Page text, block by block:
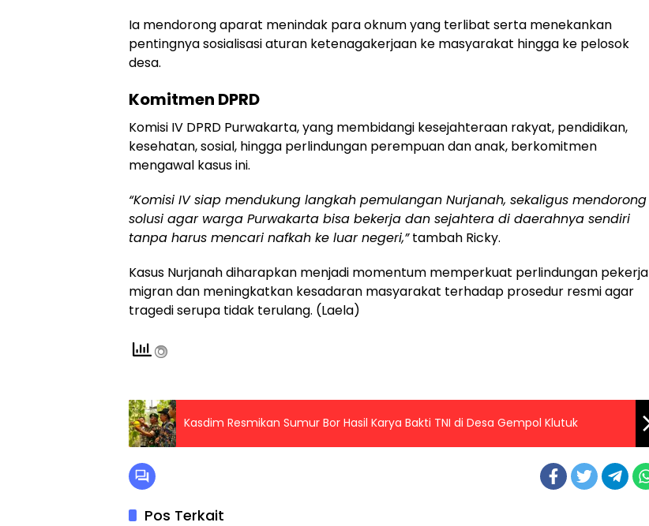
Ia mendorong aparat menindak para oknum yang terlibat serta menekankan
pentingnya sosialisasi aturan ketenagakerjaan ke masyarakat hingga ke pelosok
desa.
Komitmen DPRD
Komisi IV DPRD Purwakarta, yang membidangi kesejahteraan rakyat, pendidikan,
kesehatan, sosial, hingga perlindungan perempuan dan anak, berkomitmen
mengawal kasus ini.
“Komisi IV siap mendukung langkah pemulangan Nurjanah, sekaligus mendorong
solusi agar warga Purwakarta bisa bekerja dan sejahtera di daerahnya sendiri
tanpa harus mencari nafkah ke luar negeri,”tambah Ricky.
Kasus Nurjanah diharapkan menjadi momentum memperkuat perlindungan pekerja
migran dan meningkatkan kesadaran masyarakat terhadap prosedur resmi agar
tragedi serupa tidak terulang. (Laela)
Kasdim Resmikan Sumur Bor Hasil Karya Bakti TNI di Desa Gempol Klutuk
Pos Terkait